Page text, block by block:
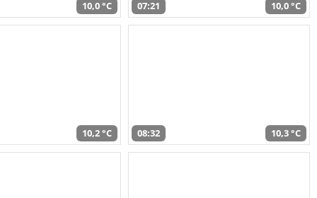
10,0 °C 07:21 10,0 °C
10,2 °C 08:32 10,3 °C